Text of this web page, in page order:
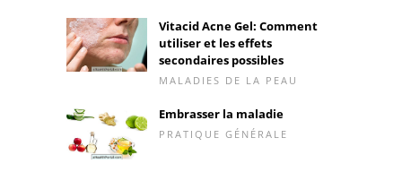
Vitacid Acne Gel: Comment
utiliser et les effets
secondaires possibles
MALADIES DE LA PEAU
Embrasser la maladie
PRATIQUE GÉNÉRALE